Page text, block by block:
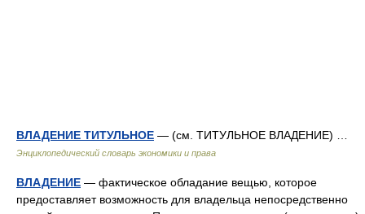
ВЛАДЕНИЕ ТИТУЛЬНОЕ — (см. ТИТУЛЬНОЕ ВЛАДЕНИЕ) …
Энциклопедический словарь экономики и права
ВЛАДЕНИЕ — фактическое обладание вещью, которое
предоставляет возможность для владельца непосредственно